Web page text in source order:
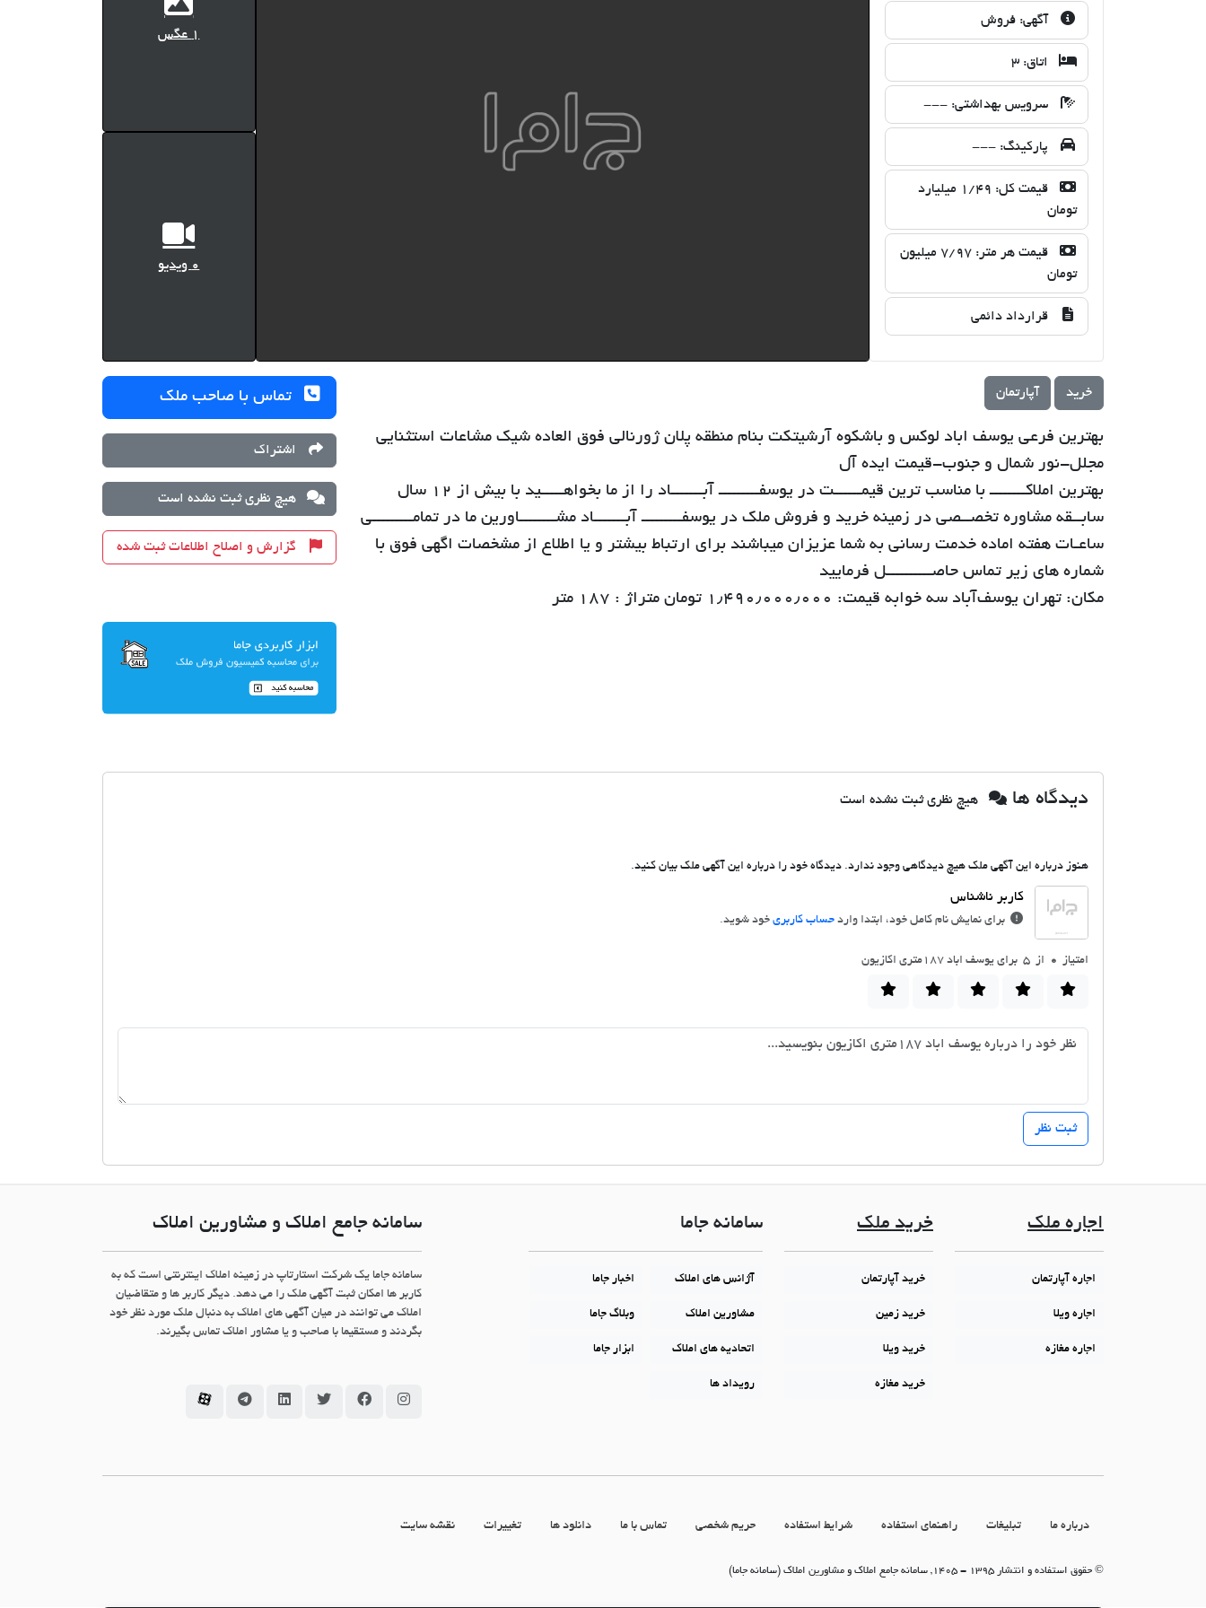
آگهی: فروش
اتاق: 3
سرویس بهداشتی: ---
پارکینگ: ---
قیمت کل:
1/49 میلیارد
تومان
قیمت هر متر:
7/97 میلیون
تومان
قرارداد دائمی
1 عگس
0 ویدیو
خرید آپارتمان
بهترین فرعی یوسف اباد لوکس و باشکوه آرشیتکت بنام منطقه پلان ژورنالی فوق العاده شیک مشاعات استثنایی
مجلل-نور شمال و جنوب-قیمت ایده آل
بهترین املاکــــــــ با مناسب ترین قیمــــــت در یوسفـــــــــ آبـــــــاد را از ما بخواهـــــید با بیش از 12 سال
سابــقه مشاوره تخصــصی در زمینه خرید و فروش ملک در یوسفـــــــــ آبـــــــاد مشــــــــاورین ما در تمامـــــــــی
ساعـات هفته اماده خدمت رسانی به شما عزیزان میباشند برای ارتباط بیشتر و یا اطلاع از مشخصات اگهی فوق با
شماره های زیر تماس حاصــــــــــل فرمایید
مکان: تهران یوسف‌آباد سه خوابه قیمت: ۱٫۴۹۰٫۰۰۰٫۰۰۰ تومان متراژ : ۱۸۷ متر
تماس با صاحب ملک
اشتراک
هیچ نظری ثبت نشده است
گزارش و اصلاح اطلاعات ثبت شده
دیدگاه ها هیچ نظری ثبت نشده است
هنوز درباره این آگهی ملک هیچ دیدگاهی وجود ندارد. دیدگاه خود را درباره این آگهی ملک بیان کنید.
برای نمایش نام کامل خود، ابتدا وارد حساب کاربری خود شوید.
امتیاز 0 از 5 برای یوسف اباد 187متری اکازیون
اجاره ملک
اجاره آپارتمان
اجاره ویلا
اجاره مغازه
خرید ملک
خرید آپارتمان
خرید زمین
خرید ویلا
خرید مغازه
سامانه جاما
آژانس های املاک اخبار جاما
مشاورین املاک وبلاگ جاما
اتحادیه های املاک ابزار جاما
رویداد ها
سامانه جامع املاک و مشاورین املاک
سامانه جاما یک شرکت استارتاپ در زمینه املاک اینترنتی است که به
کاربر ها امکان ثبت آگهی ملک را می دهد. دیگر کاربر ها و متقاضیان
املاک می توانند در میان آگهی های املاک به دنبال ملک مورد نظر خود
بگردند و مستقیما با صاحب و یا مشاور املاک تماس بگیرند.
سامانه جاما در اینستاگرام
سامانه جاما در فیسبوک
سامانه جاما در توئیتر
سامانه جاما در لینکداین
سامانه جاما در تلگرام
سامانه جاما در آپارات
درباره ما تبلیغات راهنمای استفاده شرایط استفاده حریم شخصی تماس با ما دانلود ها تغییرات نقشه سایت
© حقوق استفاده و انتشار 1395 - 1405, سامانه جامع املاک و مشاورین املاک (سامانه جاما)